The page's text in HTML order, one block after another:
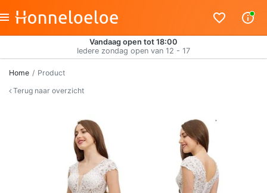
Vandaag open tot 18:00
Iedere zondag open van 12 - 17
Home
Product
Terug naar overzicht